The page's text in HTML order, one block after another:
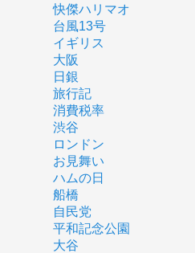
快傑ハリマオ
台風13号
イギリス
大阪
日銀
旅行記
消費税率
渋谷
ロンドン
お見舞い
ハムの日
船橋
自民党
平和記念公園
大谷